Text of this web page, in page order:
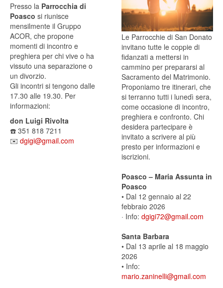
Presso la Parrocchia di
Poasco si riunisce
mensilmente il Gruppo
ACOR, che propone
momenti di incontro e
preghiera per chi vive o ha
vissuto una separazione o
un divorzio.
Gli incontri si tengono dalle
17.30 alle 19.30. ​Per
informazioni:
don Luigi Rivolta
☎️ 351 818 7211
✉️ dgigi@gmail.com
Le Parrocchie di San Donato
invitano tutte le coppie di
fidanzati a mettersi in
cammino per prepararsi al
Sacramento del Matrimonio.
Proponiamo tre itinerari, che
si terranno tutti i lunedì sera,
come occasione di incontro,
preghiera e confronto. Chi
desidera partecipare è
invitato a scrivere al più
presto per informazioni e
iscrizioni.
Poasco – Maria Assunta in
Poasco
• Dal 12 gennaio al 22
febbraio 2026
· Info: dgigi72@gmail.com
Santa Barbara
• Dal 13 aprile al 18 maggio
2026
• Info:
mario.zaninelli@gmail.com